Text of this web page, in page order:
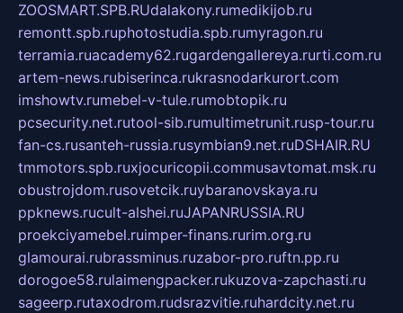
ZOOSMART.SPB.RUdalakony.rumedikijob.ru
remontt.spb.ruphotostudia.spb.rumyragon.ru
terramia.ruacademy62.rugardengallereya.rurti.com.ru
artem-news.rubiserinca.rukrasnodarkurort.com
imshowtv.rumebel-v-tule.rumobtopik.ru
pcsecurity.net.rutool-sib.rumultimetrunit.rusp-tour.ru
fan-cs.rusanteh-russia.rusymbian9.net.ruDSHAIR.RU
tmmotors.spb.ruxjocuricopii.commusavtomat.msk.ru
obustrojdom.rusovetcik.ruybaranovskaya.ru
ppknews.rucult-alshei.ruJAPANRUSSIA.RU
proekciyamebel.ruimper-finans.rurim.org.ru
glamourai.rubrassminus.ruzabor-pro.ruftn.pp.ru
dorogoe58.rulaimengpacker.rukuzova-zapchasti.ru
sageerp.rutaxodrom.rudsrazvitie.ruhardcity.net.ru